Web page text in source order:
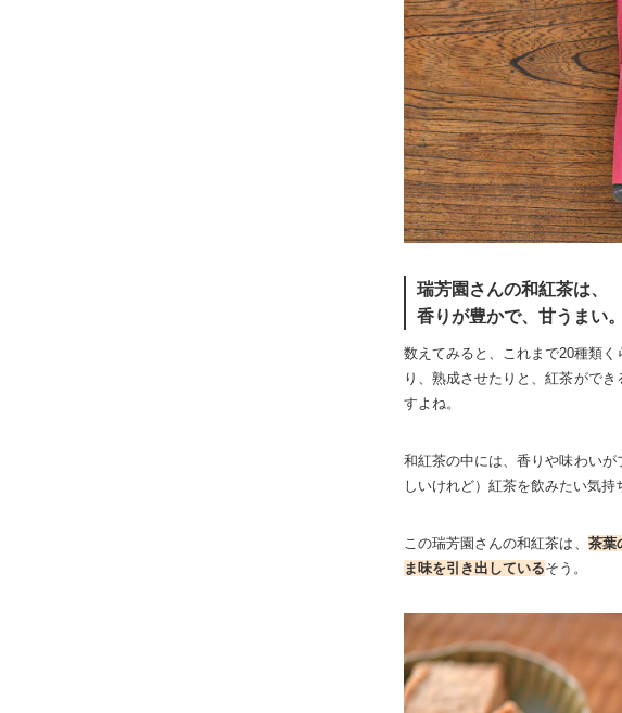
瑞芳園さんの和紅茶は、
香りが豊かで、甘うまい。
数えてみると、これまで20種類
り、熟成させたりと、紅茶がで
すよね。
和紅茶の中には、香りや味わい
しいけれど）紅茶を飲みたい気持
この瑞芳園さんの和紅茶は、 茶葉
ま味を引き出しているそう。